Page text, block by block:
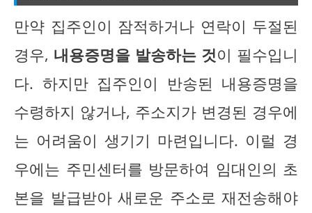
만약 집주인이 잠적하거나 연락이 두절된
경우, 내용증명을 발송하는 것이 필수입니
다. 하지만 집주인이 반송된 내용증명을
수령하지 않거나, 주소지가 변경된 경우에
는 어려움이 생기기 마련입니다. 이럴 경
우에는 주민센터를 방문하여 임대인의 초
본을 발급받아 새로운 주소로 재전송해야